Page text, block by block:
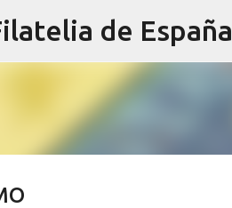
de España